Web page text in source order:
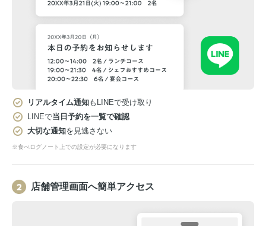
リアルタイム通知もLINEで受け取り
LINEで当日予約を一覧で確認
大切な通知を見逃さない
※食べログノート上での設定が必要になります
店舗管理画面へ簡単アクセス